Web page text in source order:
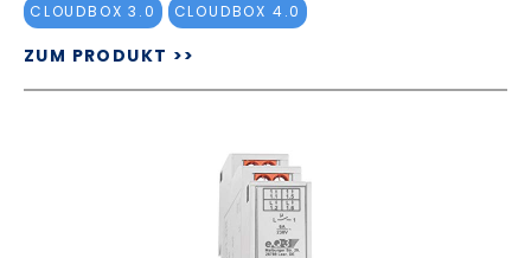
CLOUDBOX 3.0 CLOUDBOX 4.0
ZUM PRODUKT >>